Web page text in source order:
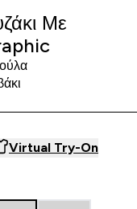
Με
Virtual Try-On